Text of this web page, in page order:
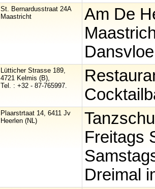
St. Bernardusstraat 24A
Maastricht
Am De
Lütticher Strasse 189,
4721 Kelmis (B),
Tel. : +32 - 87-765997.
Plaarstrtaat 14, 6411 Jv
Heerlen (NL)
Freitags
Dreimal